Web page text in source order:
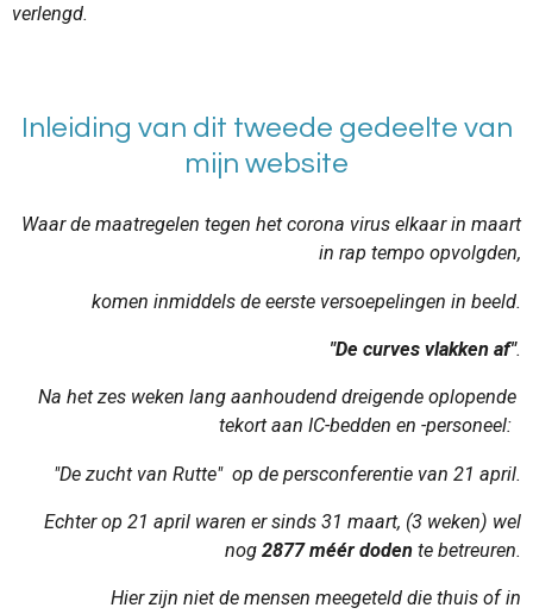
verlengd.
Inleiding van dit tweede gedeelte van
mijn website
Waar de maatregelen tegen het corona virus elkaar in maart
in rap tempo opvolgden,
komen inmiddels de eerste versoepelingen in beeld.
"De curves vlakken af".
Na het zes weken lang aanhoudend dreigende oplopende
tekort aan IC-bedden en -personeel:
"De zucht van Rutte" op de persconferentie van 21 april.
Echter op 21 april waren er sinds 31 maart, (3 weken) wel
nog 2877 méér doden te betreuren.
Hier zijn niet de mensen meegeteld die thuis of in